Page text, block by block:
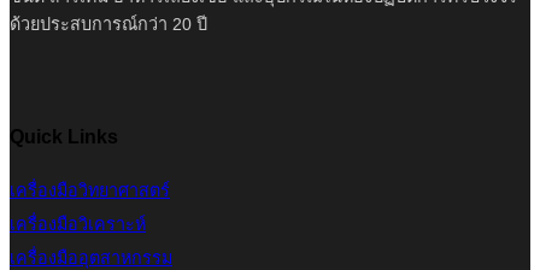
ด้วยประสบการณ์กว่า 20 ปี
Quick Links
เครื่องมือวิทยาศาสตร์
เครื่องมือวิเคราะห์
เครื่องมืออุตสาหกรรม